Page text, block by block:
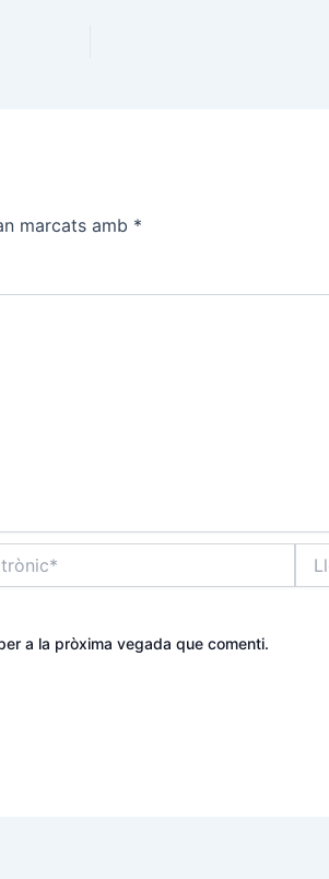
marcats amb *
web
a la pròxima vegada que comenti.